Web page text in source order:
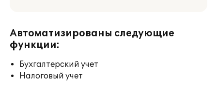
Автоматизированы следующие
функции:
Бухгалтерский учет
Налоговый учет